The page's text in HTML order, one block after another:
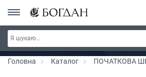
Серія "Вандербікери" ~ знижка 25%
Головна Каталог ПОЧАТКОВА